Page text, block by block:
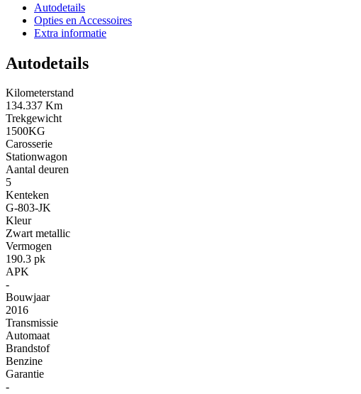
Autodetails
Opties en Accessoires
Extra informatie
Autodetails
Kilometerstand
134.337 Km
Trekgewicht
1500KG
Carosserie
Stationwagon
Aantal deuren
5
Kenteken
G-803-JK
Kleur
Zwart metallic
Vermogen
190.3 pk
APK
-
Bouwjaar
2016
Transmissie
Automaat
Brandstof
Benzine
Garantie
-